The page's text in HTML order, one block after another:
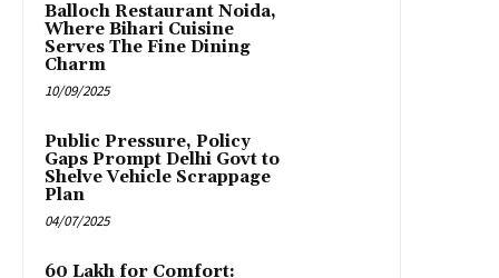
Balloch Restaurant Noida,
Where Bihari Cuisine
Serves The Fine Dining
Charm
10/09/2025
Public Pressure, Policy
Gaps Prompt Delhi Govt to
Shelve Vehicle Scrappage
Plan
04/07/2025
₹60 Lakh for Comfort: